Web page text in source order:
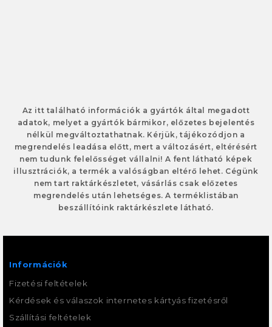
Az itt található információk a gyártók által megadott
adatok, melyet a gyártók bármikor, előzetes bejelentés
nélkül megváltoztathatnak. Kérjük, tájékozódjon a
megrendelés leadása előtt, mert a változásért, eltérésért
nem tudunk felelősséget vállalni! A fent látható képek
illusztrációk, a termék a valóságban eltérő lehet. Cégünk
nem tart raktárkészletet, vásárlás csak előzetes
megrendelés után lehetséges. A terméklistában
beszállítóink raktárkészlete látható.
Információk
Fizetési feltételek
Kérdések és válaszok internetes kártyás fizetésről
Szállítási feltételek